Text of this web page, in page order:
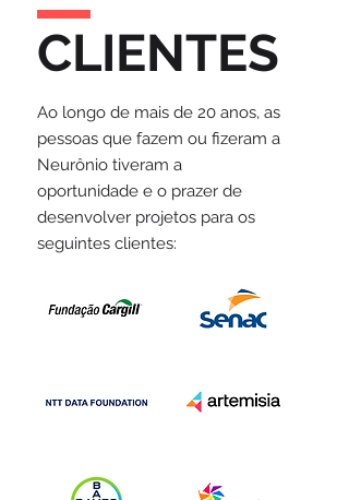
CLIENTES
Ao longo de mais de 20 anos, as
pessoas que fazem ou fizeram a
Neurônio tiveram a
oportunidade e o prazer de
desenvolver projetos para os
seguintes clientes: